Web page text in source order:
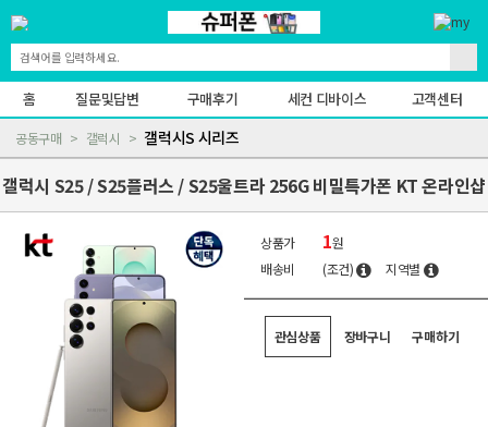
홈 질문및답변 구매후기 세컨 디바이스 고객센터
공동구매 갤럭시 갤럭시S 시리즈
갤럭시 S25 / S25플러스 / S25울트라 256G 비밀특가폰 KT 온라인샵
상품가 1원
배송비
(조건) 지역별
관심상품 장바구니 구매하기